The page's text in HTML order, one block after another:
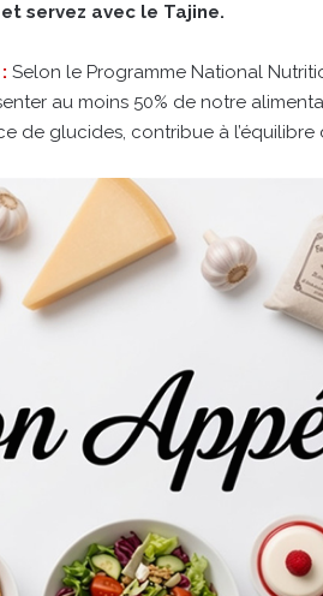
servez avec le Tajine.
Selon le Programme National
au moins 50% de notre
de glucides, contribue à l’équilibre